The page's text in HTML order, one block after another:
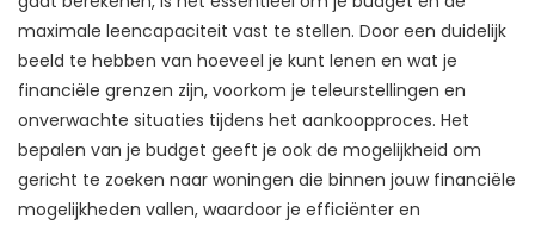
maximale leencapaciteit vast te stellen. Door een duidelijk
beeld te hebben van hoeveel je kunt lenen en wat je
financiële grenzen zijn, voorkom je teleurstellingen en
onverwachte situaties tijdens het aankoopproces. Het
bepalen van je budget geeft je ook de mogelijkheid om
gericht te zoeken naar woningen die binnen jouw financiële
mogelijkheden vallen, waardoor je efficiënter en